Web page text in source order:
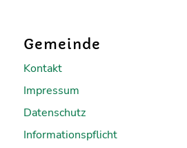
Gemeinde
Kontakt
Impressum
Datenschutz
Informationspflicht